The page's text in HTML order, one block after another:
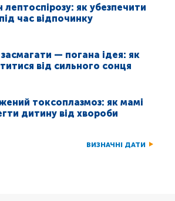
лептоспірозу: як убезпечити
час відпочинку
— погана ідея: як
від сильного сонця
токсоплазмоз: як мамі
дитину від хвороби
ВИЗНАЧНІ ДАТИ